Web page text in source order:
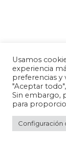
Usamos
experiencia
preferencias y
"Aceptar
Sin embargo,
para
Configuración